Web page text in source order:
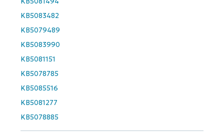
KB5083482
KB5079489
KB5083990
KB5081151
KB5078785
KB5085516
KB5081277
KB5078885
Phone
Country
Company
name*